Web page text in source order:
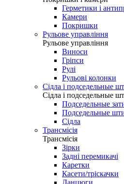
Герметики і
Камери
Покришки
Рульове управління
Рульове управління
Виноси
Гріпси
Рулі
Рульові колонки
Сідла і подседельные
Сідла і подседельные
Подседельные
Подседельные
Сідла
Трансмісія
Трансмісія
Зірки
Задні перемикачі
Каретки
Касети/тріскачки
Ланцюги